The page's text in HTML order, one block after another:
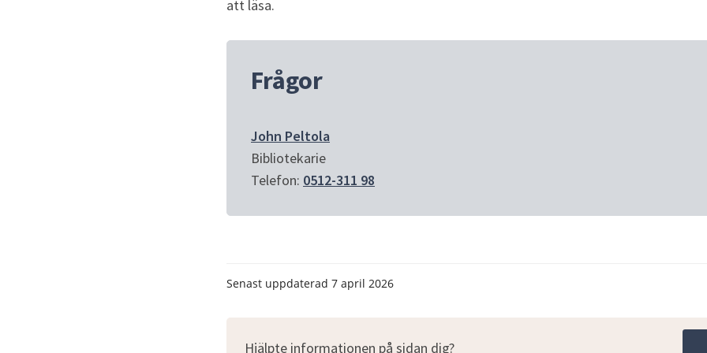
att läsa.
Frågor
John Peltola
Bibliotekarie
Telefon: 0512-311 98
Senast uppdaterad 7 april 2026
Hjälpte informationen på sidan dig?